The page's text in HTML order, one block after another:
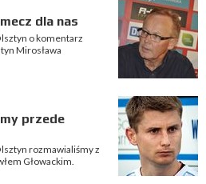
dla nas
o komentarz
Mirosława
przede
rozmawialiśmy z
Głowackim.